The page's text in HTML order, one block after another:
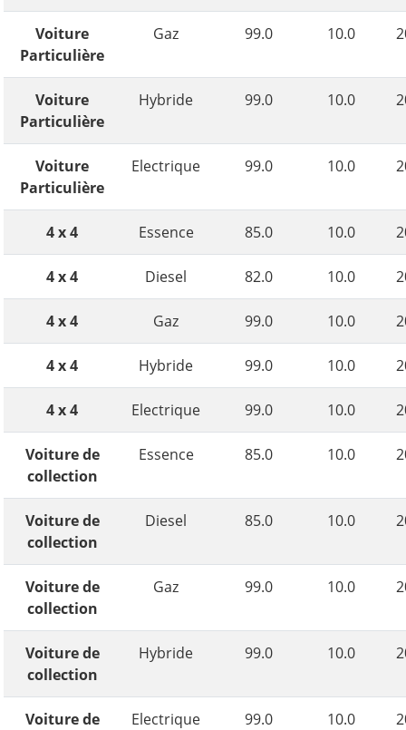
Voiture
Particulière
Gaz 99.0 10.0
Voiture
Particulière
Hybride 99.0 10.0
Voiture
Particulière
Electrique 99.0 10.0
4 x 4 Essence 85.0 10.0
4 x 4 Diesel 82.0 10.0
4 x 4 Gaz 99.0 10.0
4 x 4 Hybride 99.0 10.0
4 x 4 Electrique 99.0 10.0
Voiture de
collection
Essence 85.0 10.0
Voiture de
collection
Diesel 85.0 10.0
Voiture de
collection
Gaz 99.0 10.0
Voiture de
collection
Hybride 99.0 10.0
Voiture de
Electrique 99.0 10.0